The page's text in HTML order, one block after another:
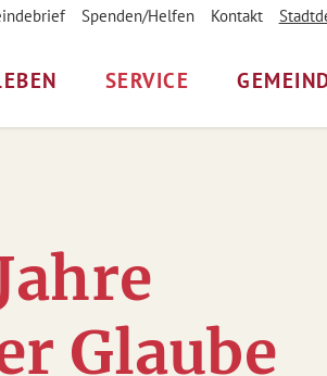
Spenden/Helfen Kontakt
SERVICE
Glaube